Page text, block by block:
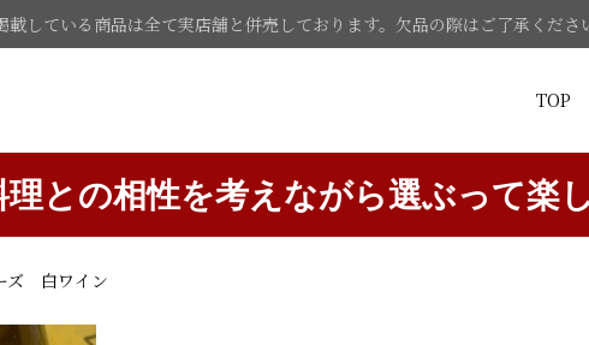
載している商品は全て実店舗と併売しております。欠品の際はご了承くださ
TOP
理との相性を考えながら選ぶって楽
ズ 白ワイン